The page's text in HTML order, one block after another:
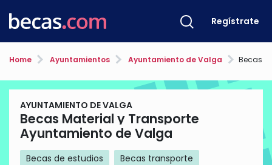
Regístrate
Home Ayuntamientos Ayuntamiento de Valga Becas
AYUNTAMIENTO DE VALGA
Becas Material y Transporte
Ayuntamiento de Valga
Becas de estudios
Becas transporte